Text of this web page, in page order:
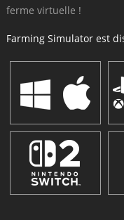
ferme virtuelle !
Farming Simulator est